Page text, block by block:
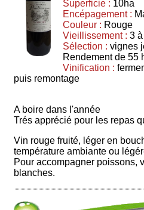
Superficie : 10ha
Encépagement :
Couleur : Rouge
Vieillissement : 3
Sélection : vignes
Rendement de 55
Vinification :
puis remontage
A boire dans l'année
Trés apprécié pour les repas
Vin rouge fruité, léger en
température ambiante ou
Pour accompagner poissons,
blanches.